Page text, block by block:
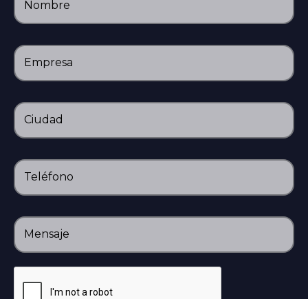
Nombre
Empresa
Ciudad
Teléfono
Mensaje